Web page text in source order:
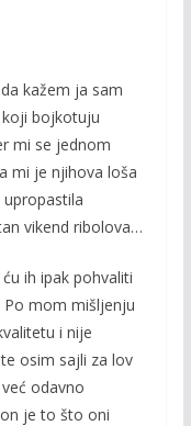
kažem ja sam
bojkotuju
mi se jednom
mi je njihova loša
vikend ribolova…
ih ipak pohvaliti
mom mišljenju
i nije
osim sajli za lov
odavno
je to što oni